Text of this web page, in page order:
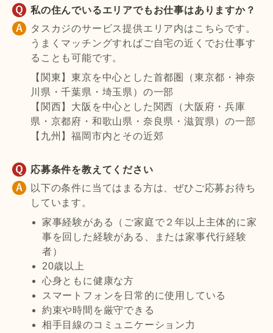
私の住んでいるエリアでもお仕事はありますか？
タスカジのサービス提供エリア内はこちらです。
うまくマッチングすればご自宅の近くでお仕事す
ることも可能です。
【関東】東京を中心とした首都圏（東京都・神奈
川県・千葉県・埼玉県）の一部
【関西】大阪を中心とした関西（大阪府・兵庫
県・京都府・和歌山県・奈良県・滋賀県）の一部
【九州】福岡市内とその近郊
応募条件を教えてください
以下の条件に当てはまる方は、ぜひご応募お待ち
しています。
家事経験がある（ご家庭で２年以上主体的に家
事を回した経験がある、または家事代行経験
者）
20歳以上
心身ともに健康な方
スマートフォンを日常的に使用している
約束や時間を厳守できる
相手目線のコミュニケーション力